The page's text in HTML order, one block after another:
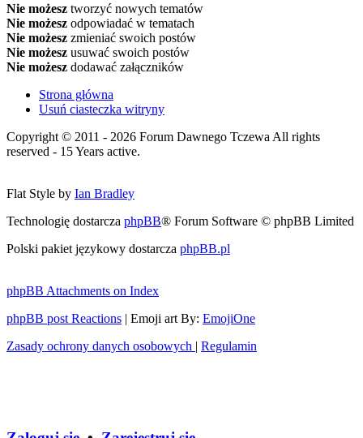
Nie możesz tworzyć nowych tematów
Nie możesz odpowiadać w tematach
Nie możesz zmieniać swoich postów
Nie możesz usuwać swoich postów
Nie możesz dodawać załączników
Strona główna
Usuń ciasteczka witryny
Copyright © 2011 - 2026 Forum Dawnego Tczewa All rights
reserved - 15 Years active.
Flat Style by Ian Bradley
Technologię dostarcza phpBB® Forum Software © phpBB Limited
Polski pakiet językowy dostarcza phpBB.pl
phpBB Attachments on Index
phpBB post Reactions | Emoji art By: EmojiOne
Zasady ochrony danych osobowych | Regulamin